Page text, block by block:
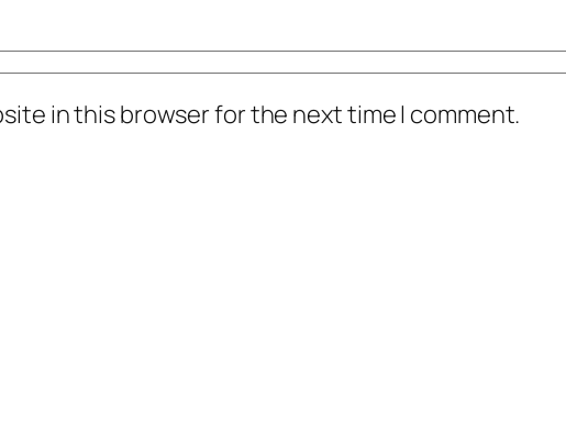
in this browser for the next time I comment.